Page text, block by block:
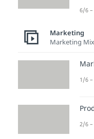
6/6 –
Marketing
Marketing
1/6
2/6 –